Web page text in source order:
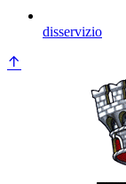
disservizio